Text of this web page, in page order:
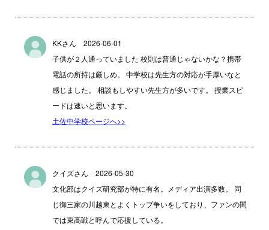
KKさん 2026-06-01
子供が２人通っていました 校則は普通じゃないかな？携帯
電話の所持は厳しめ。 中学校は先生方の対応が手厚いなと
感じました。 相談もしやすい先生方が多いです。 授業スピ
ードは速いと思います。
土佐中学校ページへ>>
クイズさん 2026-05-30
文化部はクイズ研究部が特に有名。メディア出演多数。 同
じ御三家の川越東とよくトップ争いをしており、ファンの間
では東高戦と呼んで応援している。